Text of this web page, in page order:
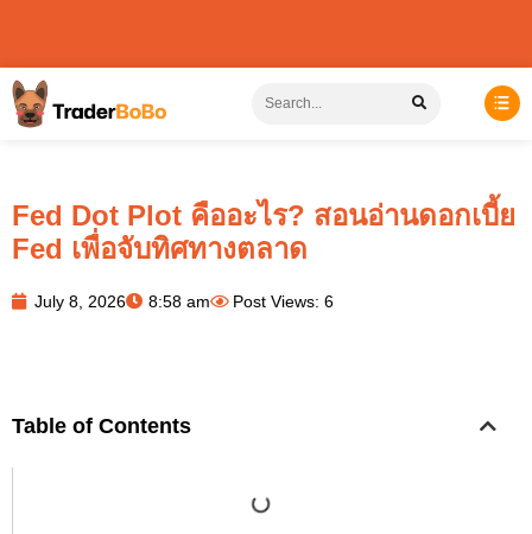
Fed Dot Plot คืออะไร? สอนอ่านดอกเบี้ย
Fed เพื่อจับทิศทางตลาด
July 8, 2026 8:58 am Post Views: 6
Table of Contents